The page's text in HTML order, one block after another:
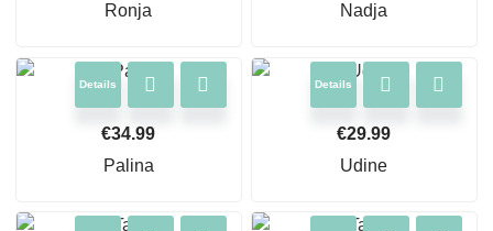
Ronja
Nadja
Details
€34.99
Palina
Details
€29.99
Udine